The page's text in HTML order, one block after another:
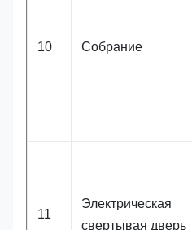
10 Собрание
11
Электрическая
свертывая дверь